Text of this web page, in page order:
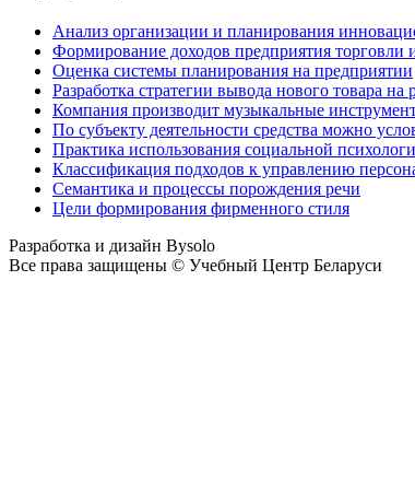
Анализ организации и планирования
Формирование доходов предприятия торговли
Оценка системы планирования на предприятии
Разработка стратегии вывода нового товара на
Компания производит музыкальные
По субъекту деятельности средства можно
Практика использования социальной
Классификация подходов к управлению
Семантика и процессы порождения речи
Цели формирования фирменного стиля
Разработка и дизайн Bysolo
Все права защищены © Учебный Центр Беларуси